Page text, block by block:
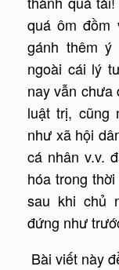
quá ôm đồm
gánh thêm ý
ngoài cái lý
nay vẫn chưa
luật trị, cũng
như xã hội
cá nhân v.v.
hóa trong
sau khi chủ
đứng như
Bài viết này